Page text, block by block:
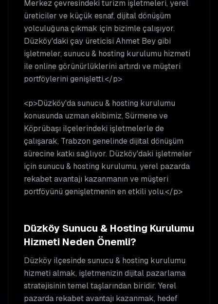
Merkez çevresindeki turizm işletmeleri, yerel
üreticiler ve küçük esnaf, dijital dönüşüm
yolculuğuna çıkmak için bizimle çalışıyor.
Düzköy'daki çay üreticisi Ahmet Bey gibi
işletmeler, sunucu & hosting kurulumu hizmeti
ile online görünürlüklerini artırdı ve müşteri
portföylerini genişletti.</p>
<p>Düzköy'da sunucu & hosting kurulumu
konusunda uzman ekibimiz, Sürmene ve
Köprübaşı ilçelerindeki işletmelerle de
çalışarak, Trabzon genelinde dijital dönüşüm
sürecine katkı sağlıyor. Düzköy'daki işletmeler
için sunucu & hosting kurulumu, yerel pazarda
rekabet avantajı kazanmanın ve müşteri
portföyünü genişletmenin en etkili yolu.</p>
Düzköy Sunucu & Hosting Kurulumu
Hizmeti Neden Önemli?
Düzköy ilçesindesunucu & hosting kurulumu
hizmeti almak, işletmenizin dijital pazarlama
stratejisinin temel taşlarından biridir. Yerel
pazarda rekabet avantajı kazanmak, hedef